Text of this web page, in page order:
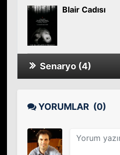
Blair Cadısı
Senaryo (4)
YORUMLAR (0)